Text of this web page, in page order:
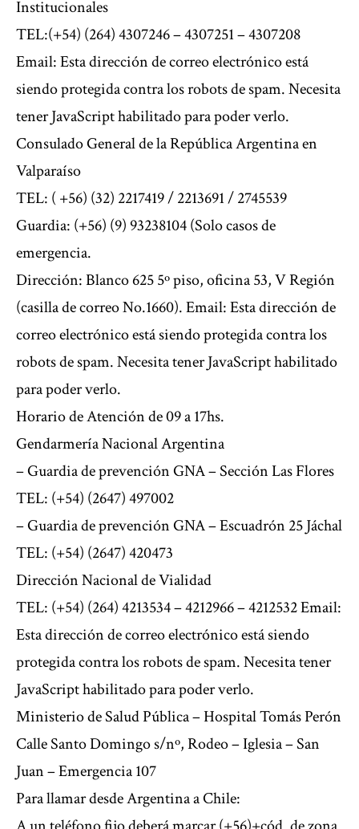
Institucionales
TEL:(+54) (264) 4307246 – 4307251 – 4307208
Email: Esta dirección de correo electrónico está
siendo protegida contra los robots de spam. Necesita
tener JavaScript habilitado para poder verlo.
Consulado General de la República Argentina en
Valparaíso
TEL: ( +56) (32) 2217419 / 2213691 / 2745539
Guardia: (+56) (9) 93238104 (Solo casos de
emergencia.
Dirección: Blanco 625 5º piso, oficina 53, V Región
(casilla de correo No.1660). Email: Esta dirección de
correo electrónico está siendo protegida contra los
robots de spam. Necesita tener JavaScript habilitado
para poder verlo.
Horario de Atención de 09 a 17hs.
Gendarmería Nacional Argentina
– Guardia de prevención GNA – Sección Las Flores
TEL: (+54) (2647) 497002
– Guardia de prevención GNA – Escuadrón 25 Jáchal
TEL: (+54) (2647) 420473
Dirección Nacional de Vialidad
TEL: (+54) (264) 4213534 – 4212966 – 4212532 Email:
Esta dirección de correo electrónico está siendo
protegida contra los robots de spam. Necesita tener
JavaScript habilitado para poder verlo.
Ministerio de Salud Pública – Hospital Tomás Perón
Calle Santo Domingo s/nº, Rodeo – Iglesia – San
Juan – Emergencia 107
Para llamar desde Argentina a Chile: